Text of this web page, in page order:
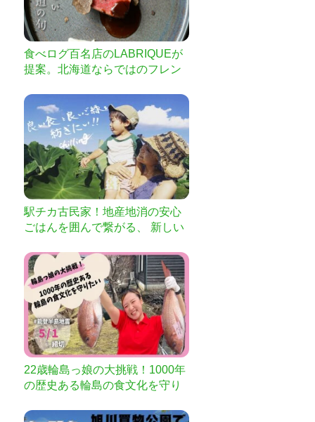
食べログ百名店のLABRIQUEが
提案。北海道ならではのフレン
駅チカ古民家！地産地消の安心
ごはんを囲んで繋がる、 新しい
hillingがスタート！
22歳輪島っ娘の大挑戦！1000年
の歴史ある輪島の食文化を守り